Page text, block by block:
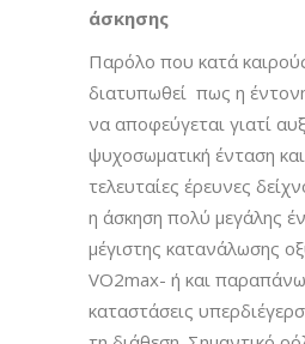
άσκησης
Παρόλο που κατά
διατυπωθεί πως η
να αποφεύγεται γιατί
ψυχοσωματική ένταση
τελευταίες έρευνες
η άσκηση πολύ μεγάλης
μέγιστης κατανάλωσης
VO2max- ή και
καταστάσεις